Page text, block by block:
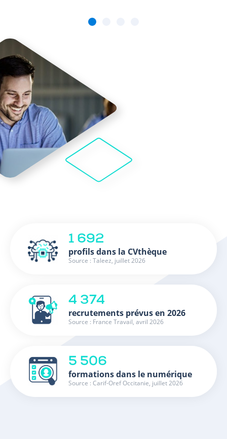
1 692
profils dans la CVthèque
Source : Taleez, juillet 2026
4 374
recrutements prévus en 2026
Source : France Travail, avril 2026
5 506
formations dans le numérique
Source : Carif-Oref Occitanie, juillet 2026